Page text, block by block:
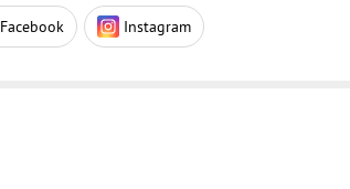
Facebook Instagram